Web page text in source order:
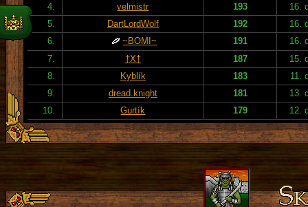
4.
velmistr 193
16.
5.
DartLordWolf 192
16.
6.
~BOMI~ 191
16.
7.
†X† 187
15.
8.
Kyblík 183
11.
9.
dread.knight 181
13.
10.
Gurtík 179 12.